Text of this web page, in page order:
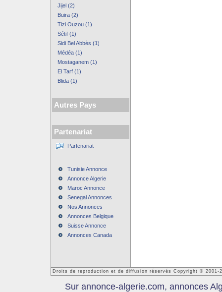
Jijel (2)
Buira (2)
Tizi Ouzou (1)
Sétif (1)
Sidi Bel Abbès (1)
Médéa (1)
Mostaganem (1)
El Tarf (1)
Blida (1)
Autres Pays
Partenariat
Partenariat
Tunisie Annonce
Annonce Algerie
Maroc Annonce
Senegal Annonces
Nos Annonces
Annonces Belgique
Suisse Annonce
Annonces Canada
Droits de reproduction et de diffusion réservés Copyright © 2001-
Sur annonce-algerie.com, annonces